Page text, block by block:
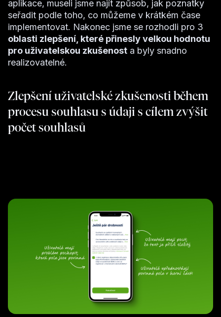
aplikace, museli jsme najít způsob, jak poznatky
seřadit podle toho, co můžeme v krátkém čase
implementovat. Nakonec jsme se rozhodli pro 3
oblasti zlepšení, které přinesly velkou hodnotu
pro uživatelskou zkušenost a byly snadno
realizovatelné.
Zlepšení uživatelské zkušenosti během
procesu souhlasu s údaji s cílem zvýšit
počet souhlasů